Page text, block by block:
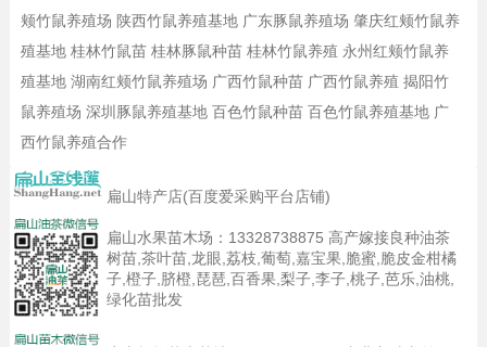
颊竹鼠养殖场 陕西竹鼠养殖基地 广东豚鼠养殖场 肇庆红颊竹鼠养
殖基地 桂林竹鼠苗 桂林豚鼠种苗 桂林竹鼠养殖 永州红颊竹鼠养
殖基地 湖南红颊竹鼠养殖场 广西竹鼠种苗 广西竹鼠养殖 揭阳竹
鼠养殖场 深圳豚鼠养殖基地 百色竹鼠种苗 百色竹鼠养殖基地 广
西竹鼠养殖合作
扁山特产店(百度爱采购平台店铺)
扁山水果苗木场： 13328738875 高产嫁接良种油茶
树苗,茶叶苗,龙眼,荔枝,葡萄,嘉宝果,脆蜜,脆皮金柑橘
子,橙子,脐橙,琵琶,百香果,梨子,李子,桃子,芭乐,油桃,
绿化苗批发